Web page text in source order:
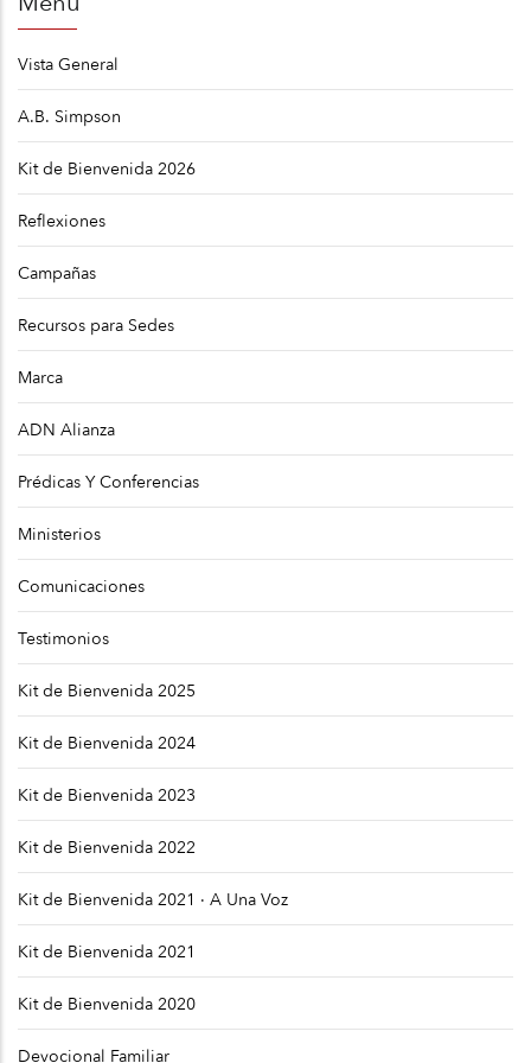
Vista General
A.B. Simpson
Kit de Bienvenida 2026
Reflexiones
Campañas
Recursos para Sedes
Marca
ADN Alianza
Prédicas Y Conferencias
Ministerios
Comunicaciones
Testimonios
Kit de Bienvenida 2025
Kit de Bienvenida 2024
Kit de Bienvenida 2023
Kit de Bienvenida 2022
Kit de Bienvenida 2021 · A Una Voz
Kit de Bienvenida 2021
Kit de Bienvenida 2020
Devocional Familiar